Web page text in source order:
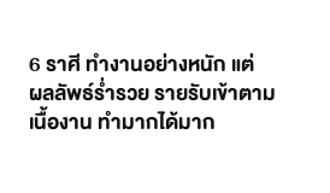
6 ราศี ทำงานอย่างหนัก แต่
ผลลัพธ์ร่ำรวย รายรับเข้าตาม
เนื้องาน ทำมากได้มาก